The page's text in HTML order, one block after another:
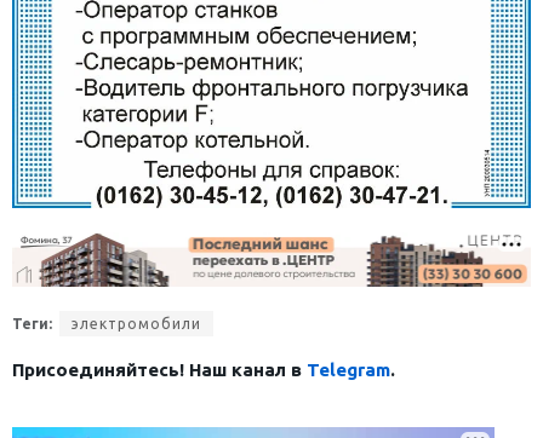
Теги: электромобили
Присоединяйтесь! Наш канал в Telegram.